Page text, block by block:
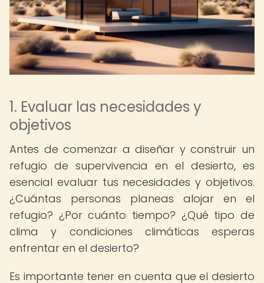
1. Evaluar las necesidades y
objetivos
Antes de comenzar a diseñar y construir un
refugio de supervivencia en el desierto, es
esencial evaluar tus necesidades y objetivos.
¿Cuántas personas planeas alojar en el
refugio? ¿Por cuánto tiempo? ¿Qué tipo de
clima y condiciones climáticas esperas
enfrentar en el desierto?
Es importante tener en cuenta que el desierto